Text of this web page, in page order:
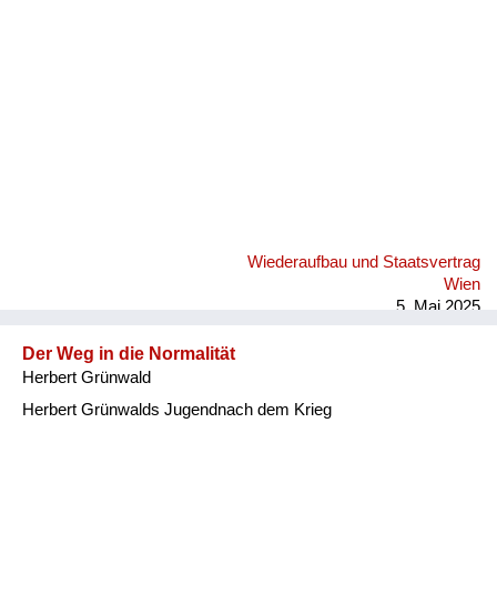
Wiederaufbau und Staatsvertrag
Wien
5. Mai 2025
Der Weg in die Normalität
Herbert Grünwald
Herbert Grünwalds Jugendnach dem Krieg